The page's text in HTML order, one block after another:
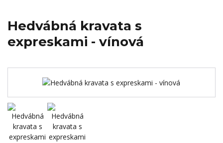
Hedvábná kravata s
expreskami - vínová